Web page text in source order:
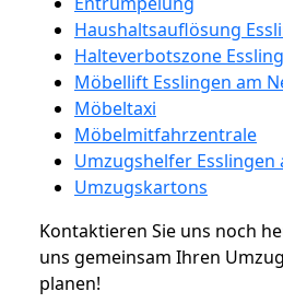
Haushaltsauflösung
Halteverbotszone
Möbellift Esslingen am
Möbeltaxi
Möbelmitfahrzentrale
Umzugshelfer Esslingen
Umzugskartons
Kontaktieren Sie uns noch
uns gemeinsam Ihren
planen!